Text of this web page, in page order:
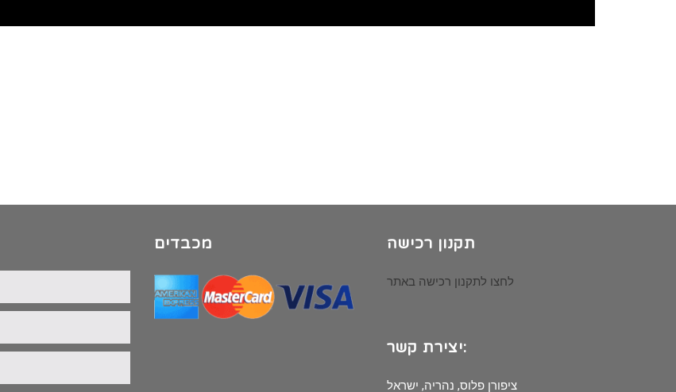
מכבדים תקנון רכישה
לחצו לתקנון רכישה באתר
יצירת קשר:
ציפורן פלוס, נהריה, ישראל